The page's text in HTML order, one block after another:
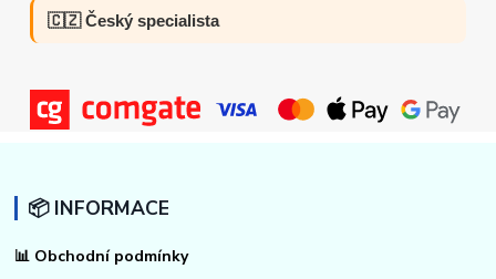
🇨🇿 Český specialista
📦 INFORMACE
📊 Obchodní podmínky